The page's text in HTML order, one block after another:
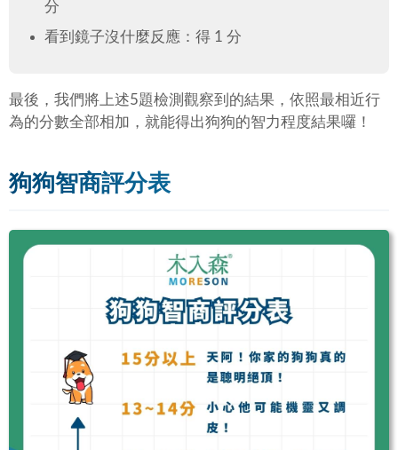
分
看到鏡子沒什麼反應：得 1 分
最後，我們將上述5題檢測觀察到的結果，依照最相近行
為的分數全部相加，就能得出狗狗的智力程度結果囉！
狗狗智商評分表